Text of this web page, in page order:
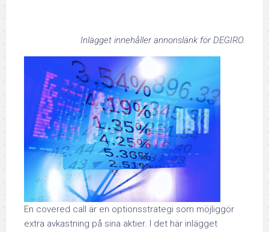
Inlägget innehåller annonslänk för DEGIRO.
En covered call är en optionsstrategi som möjliggör
extra avkastning på sina aktier. I det här inlägget